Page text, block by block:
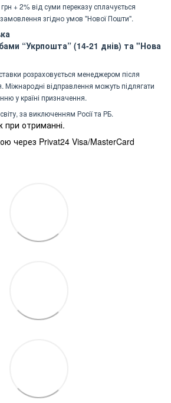
+ 2% від суми переказу сплачується
згідно умов "Нової Пошти".
“Укрпошта” (14-21 днів) та "Нова
розраховується менеджером після
відправлення можуть підлягати
у країні призначення.
за виключенням Росії та РБ.
при отриманні.
через Privat24 Visa/MasterCard